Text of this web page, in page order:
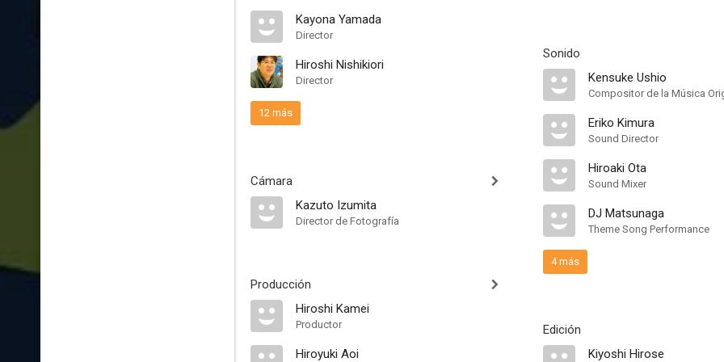
Kayona Yamada
Director
Hiroshi Nishikiori
Director
12 más
Cámara
Kazuto Izumita
Director de Fotografía
Producción
Hiroshi Kamei
Productor
Hiroyuki Aoi
Sonido
Kensuke Ushio
Compositor de la Música
Eriko Kimura
Sound Director
Hiroaki Ota
Sound Mixer
DJ Matsunaga
Theme Song Performance
4 más
Edición
Kiyoshi Hirose